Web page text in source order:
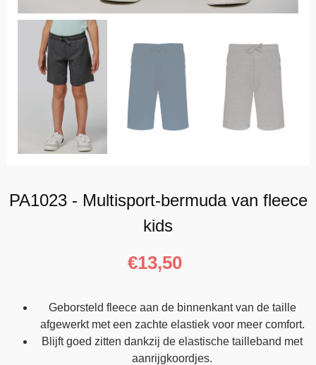
PA1023 - Multisport-bermuda van fleece
kids
€13,50
Geborsteld fleece aan de binnenkant van de taille
afgewerkt met een zachte elastiek voor meer comfort.
Blijft goed zitten dankzij de elastische tailleband met
aanrijgkoordjes.